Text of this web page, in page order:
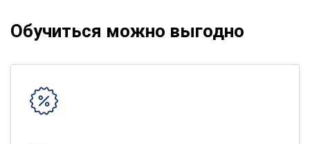
Обучиться можно выгодно